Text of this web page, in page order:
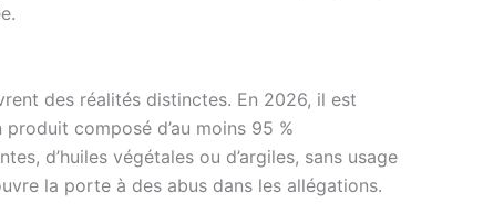
des réalités distinctes. En 2026, il est
composé d’au moins 95 %
d’huiles végétales ou d’argiles, sans usage
la porte à des abus dans les allégations.